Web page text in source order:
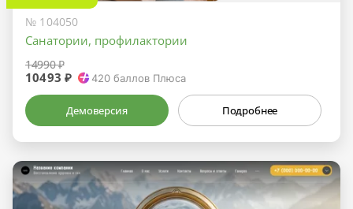
№ 104050
Санатории, профилактории
14990 ₽
10493 ₽ 420 баллов Плюса
Демоверсия Подробнее